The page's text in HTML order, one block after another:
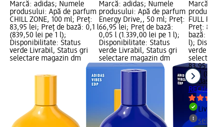
Marcă: adidas; Numele
produsului: Apă de parfum
CHILL ZONE, 100 ml; Preț:
83,95 lei; Preț de bază: 0,1 l
(839,50 lei pe 1 l);
Disponibilitate: Status
verde Livrabil, Status gri
selectare magazin dm
Marcă: adidas; Numele
produsului: Apă de parfum
Energy Drive,, 50 ml; Preț:
66,95 lei; Preț de bază:
0,05 l (1.339,00 lei pe 1 l);
Disponibilitate: Status
verde Livrabil, Status gri
selectare magazin dm
Marcă:
FULL
Preț:
bază:
l);
verde
83,95 lei
0,1 l
adidas